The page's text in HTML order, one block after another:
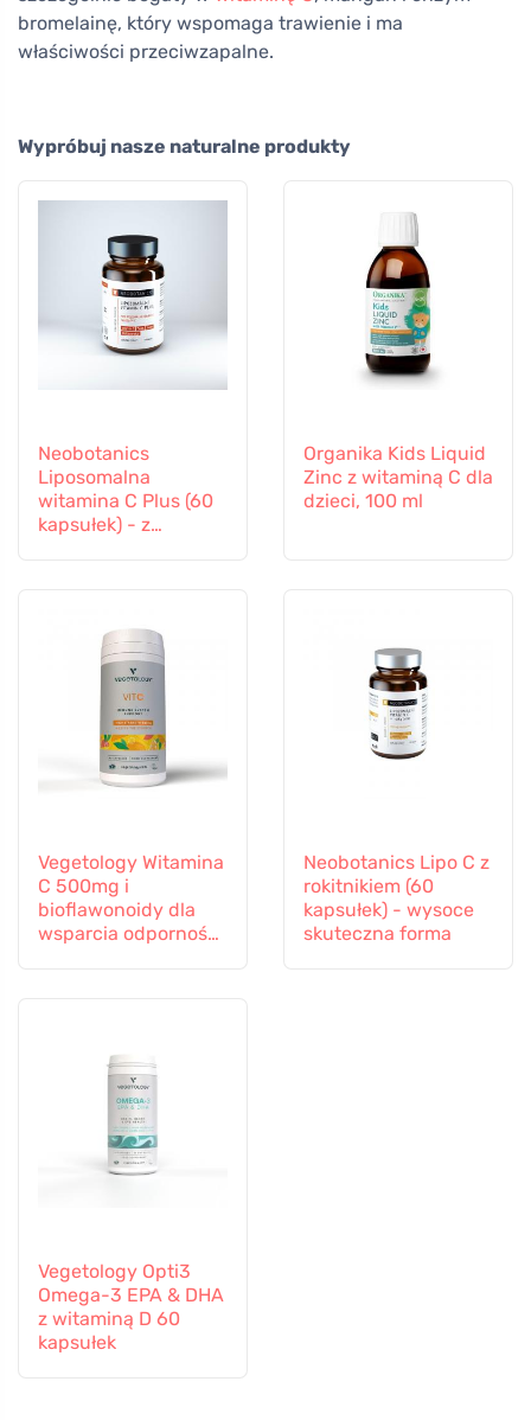
bromelainę, który wspomaga trawienie i ma
właściwości przeciwzapalne.
Wypróbuj nasze naturalne produkty
Neobotanics
Liposomalna
witamina C Plus (60
kapsułek) - z
Organika Kids Liquid
Zinc z witaminą C dla
dzieci, 100 ml
Vegetology Witamina
C 500mg i
bioflawonoidy dla
wsparcia odporności,
Neobotanics Lipo C z
rokitnikiem (60
kapsułek) - wysoce
skuteczna forma
Vegetology Opti3
Omega-3 EPA & DHA
z witaminą D 60
kapsułek